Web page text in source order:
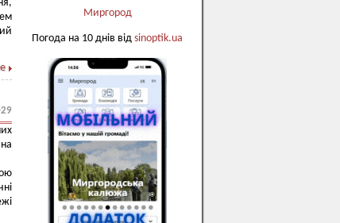
Миргород
Погода на 10 днів від sinoptik.ua